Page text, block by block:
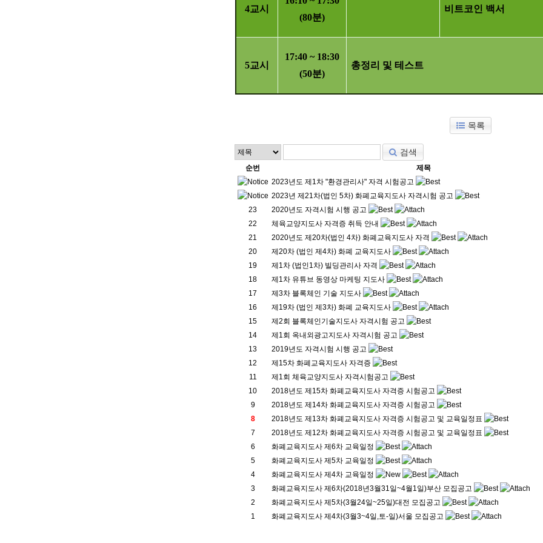
4교시
(80분)
비트코인 백서
5교시
17:40 ~ 18:30
(50분)
총정리 및 테스트
목록
검색
순번
제목
2023년도 제1차 "환경관리사" 자격 시험공고
2023년 제21차(법인 5차) 화폐교육지도사 자격시험 공고
23
2020년도 자격시험 시행 공고
22
체육교양지도사 자격증 취득 안내
21
2020년도 제20차(법인 4차) 화폐교육지도사 자격
20
제20차 (법인 제4차) 화폐 교육지도사
19
제1차 (법인1차) 빌딩관리사 자격
18
제1차 유튜브 동영상 마케팅 지도사
17
제3차 블록체인 기술 지도사
16
제19차 (법인 제3차) 화폐 교육지도사
15
제2회 블록체인기술지도사 자격시험 공고
14
제1회 옥내외광고지도사 자격시험 공고
13
2019년도 자격시험 시행 공고
12
제15차 화폐교육지도사 자격증
11
제1회 체육교양지도사 자격시험공고
10
2018년도 제15차 화폐교육지도사 자격증 시험공고
9
2018년도 제14차 화폐교육지도사 자격증 시험공고
8
2018년도 제13차 화폐교육지도사 자격증 시험공고 및 교육일정표
7
2018년도 제12차 화폐교육지도사 자격증 시험공고 및 교육일정표
6
화폐교육지도사 제6차 교육일정
5
화폐교육지도사 제5차 교육일정
4
화폐교육지도사 제4차 교육일정
3
화폐교육지도사 제6차(2018년3월31일~4월1일)부산 모집공고
2
화폐교육지도사 제5차(3월24일~25일)대전 모집공고
1
화폐교육지도사 제4차(3월3~4일,토-일)서울 모집공고